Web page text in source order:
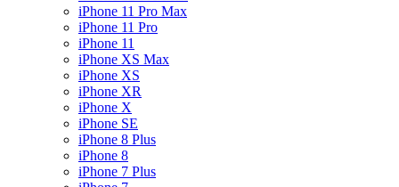
iPhone 11 Pro Max
iPhone 11 Pro
iPhone 11
iPhone XS Max
iPhone XS
iPhone XR
iPhone X
iPhone SE
iPhone 8 Plus
iPhone 8
iPhone 7 Plus